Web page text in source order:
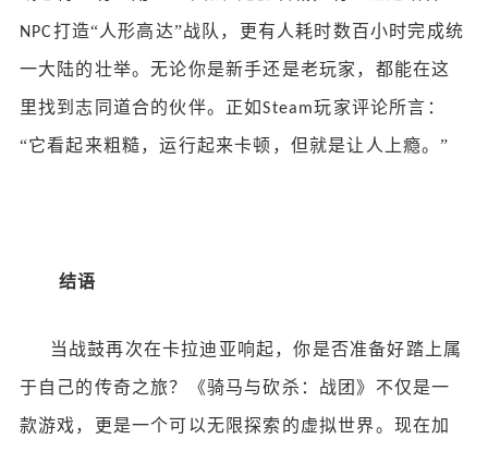
NPC打造“人形高达”战队，更有人耗时数百小时完成统
一大陆的壮举。无论你是新手还是老玩家，都能在这
里找到志同道合的伙伴。正如Steam玩家评论所言：
“它看起来粗糙，运行起来卡顿，但就是让人上瘾。”
结语
当战鼓再次在卡拉迪亚响起，你是否准备好踏上属
于自己的传奇之旅？《骑马与砍杀：战团》不仅是一
款游戏，更是一个可以无限探索的虚拟世界。现在加